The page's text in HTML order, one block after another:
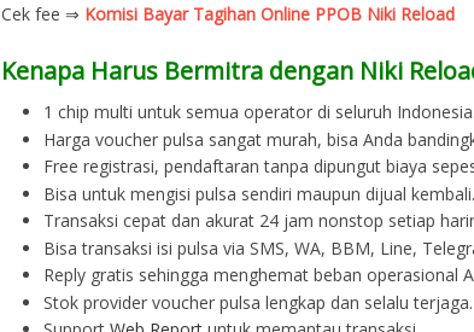
Cek fee ⇒ Komisi Bayar Tagihan Online PPOB Niki Reload
Kenapa Harus Bermitra dengan Niki
1 chip multi untuk semua operator di seluruh Indonesia.
Harga voucher pulsa sangat murah, bisa Anda
Free registrasi, pendaftaran tanpa dipungut biaya
Bisa untuk mengisi pulsa sendiri maupun dijual kembali.
Transaksi cepat dan akurat 24 jam nonstop setiap
Bisa transaksi isi pulsa via SMS, WA, BBM, Line,
Reply gratis sehingga menghemat beban operasional
Stok provider voucher pulsa lengkap dan selalu terjaga.